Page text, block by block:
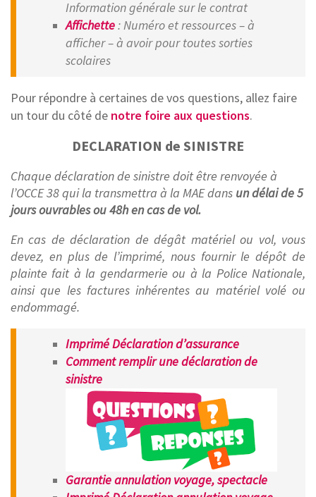
Information générale sur le contrat
Affichette: Numéro et ressources – à
afficher – à avoir pour toutes sorties
scolaires
Pour répondre à certaines de vos questions, allez faire
un tour du côté de notre foire aux questions.
DECLARATION de SINISTRE
Chaque déclaration de sinistre doit être renvoyée à
l’OCCE 38 qui la transmettra à la MAE dans un délai de 5
jours ouvrables ou 48h en cas de vol.
En cas de déclaration de dégât matériel ou vol, vous
devez, en plus de l’imprimé, nous fournir le dépôt de
plainte fait à la gendarmerie ou à la Police Nationale,
ainsi que les factures inhérentes au matériel volé ou
endommagé.
Imprimé Déclaration d’assurance
Comment remplir une déclaration de
sinistre
Garantie annulation voyage, spectacle